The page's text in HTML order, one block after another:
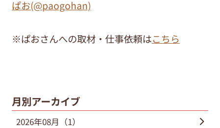
ぱお(@paogohan)
※ぱおさんへの取材・仕事依頼はこちら
月別アーカイブ
2026年08月（1）